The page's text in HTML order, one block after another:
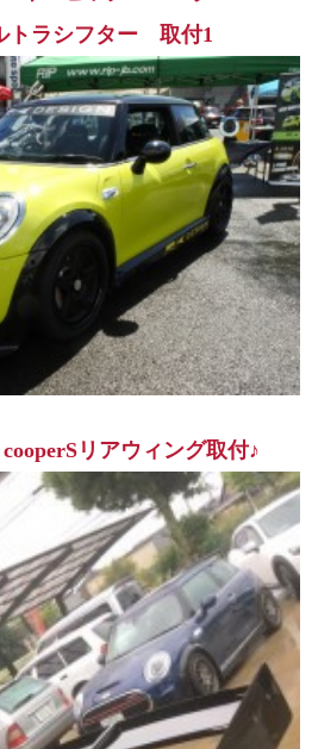
ラシフター 取付1
リアウィング取付♪